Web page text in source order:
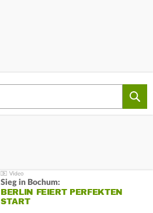
Sieg in Bochum:
BERLIN FEIERT PERFEKTEN
START